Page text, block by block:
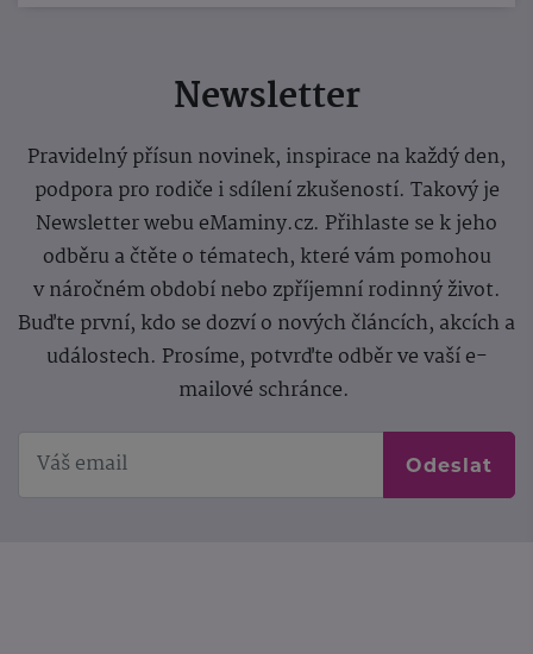
Newsletter
Pravidelný přísun novinek, inspirace na každý den,
podpora pro rodiče i sdílení zkušeností. Takový je
Newsletter webu eMaminy.cz. Přihlaste se k jeho
odběru a čtěte o tématech, které vám pomohou
v náročném období nebo zpříjemní rodinný život.
Buďte první, kdo se dozví o nových článcích, akcích a
událostech. Prosíme, potvrďte odběr ve vaší e-
mailové schránce.
Odeslat